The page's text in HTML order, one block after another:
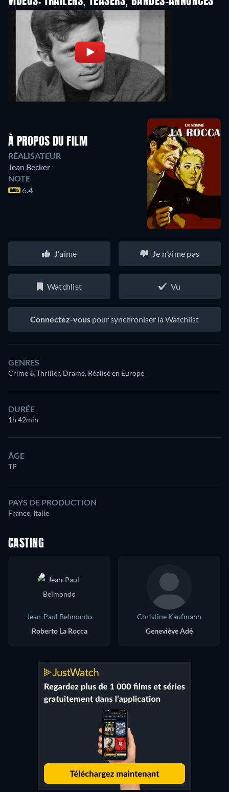
À PROPOS DU FILM
RÉALISATEUR
Jean Becker
NOTE
6.4
J'aime Je n'aime pas
Watchlist Vu
Connectez-vous pour synchroniser la Watchlist
GENRES
Crime & Thriller, Drame, Réalisé en Europe
DURÉE
1h 42min
ÂGE
TP
PAYS DE PRODUCTION
France, Italie
CASTING
Jean-Paul Belmondo
Roberto La Rocca
Christine Kaufmann
Geneviève Adé